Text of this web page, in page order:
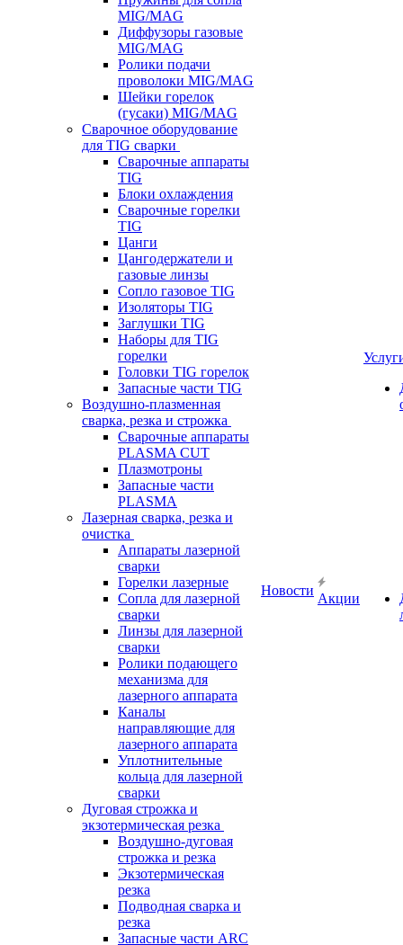
MIG/MAG
Диффузоры газовые
MIG/MAG
Ролики подачи
проволоки MIG/MAG
Шейки горелок
(гусаки) MIG/MAG
Сварочное оборудование
для TIG сварки
Сварочные аппараты
TIG
Блоки охлаждения
Сварочные горелки
TIG
Цанги
Цангодержатели и
газовые линзы
Сопло газовое TIG
Изоляторы TIG
Заглушки TIG
Наборы для TIG
горелки
Головки TIG горелок
Запасные части TIG
Воздушно-плазменная
сварка, резка и строжка
Сварочные аппараты
PLASMA CUT
Плазмотроны
Запасные части
PLASMA
Лазерная сварка, резка и
очистка
Аппараты лазерной
сварки
Горелки лазерные
Сопла для лазерной
сварки
Линзы для лазерной
сварки
Ролики подающего
механизма для
лазерного аппарата
Каналы
направляющие для
лазерного аппарата
Уплотнительные
кольца для лазерной
сварки
Дуговая строжка и
экзотермическая резка
Воздушно-дуговая
строжка и резка
Экзотермическая
резка
Подводная сварка и
резка
Запасные части ARC
Новости
Акции